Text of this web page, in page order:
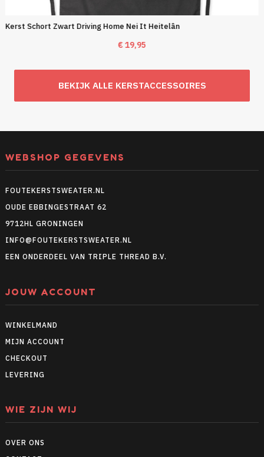
Kerst Schort Zwart Driving Home Nei It Heitelân
€19,95
BEKIJK ALLE KERSTACCESSOIRES
WEBSHOP GEGEVENS
FOUTEKERSTSWEATER.NL
OUDE EBBINGESTRAAT 62
9712HL GRONINGEN
INFO@FOUTEKERSTSWEATER.NL
EEN ONDERDEEL VAN TRIPLE THREAD B.V.
JOUW ACCOUNT
WINKELMAND
MIJN ACCOUNT
CHECKOUT
LEVERING
WIE ZIJN WIJ
OVER ONS